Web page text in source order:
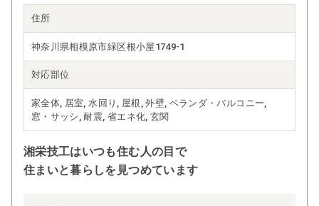
住所
神奈川県相模原市緑区根小屋1749-1
対応部位
家全体, 居室, 水回り, 屋根, 外壁, ベランダ・バルコニー,
窓・サッシ, 耐震, 省エネ化, 玄関
湘栄技工はいつも住む人の目で
住まいと暮らしを見つめています